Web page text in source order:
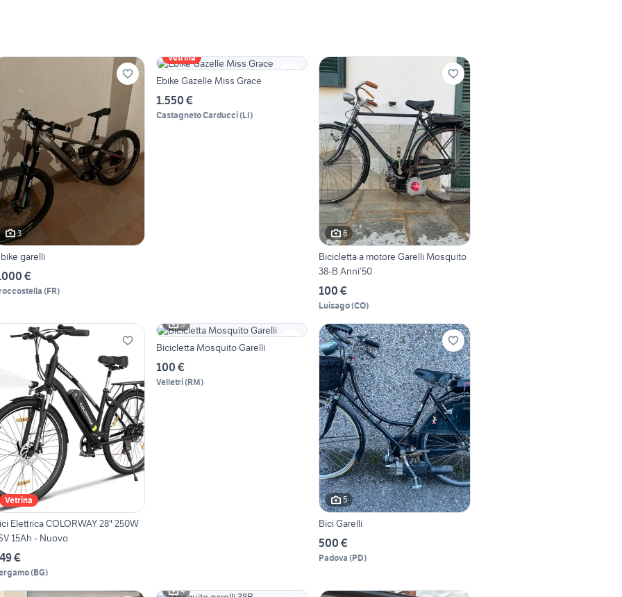
3
garelli
€
(FR)
Vetrina
Ebike Gazelle Miss Grace
1.550 €
Castagneto Carducci(LI)
6
Bicicletta a motore Garelli Mosquito
38-B Anni’50
100 €
Luisago(CO)
Vetrina
Elettrica COLORWAY 28" 250W
15Ah - Nuovo
€
(BG)
5
Bicicletta Mosquito Garelli
100 €
Velletri(RM)
5
Bici Garelli
500 €
Padova (PD)
4